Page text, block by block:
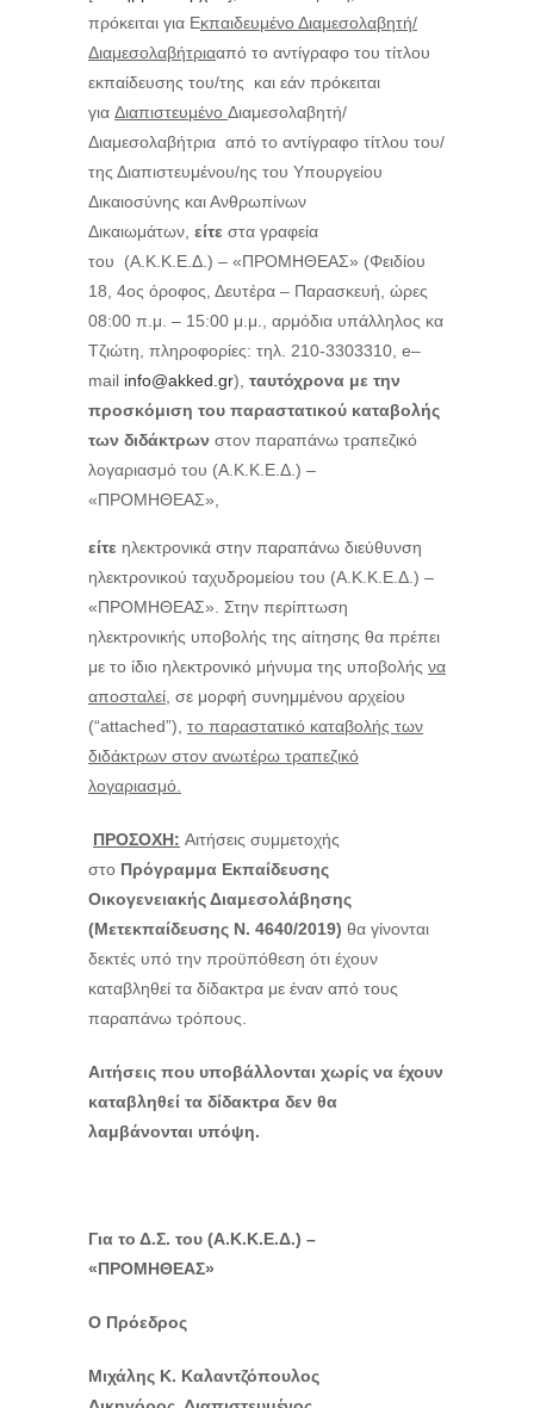
πρόκειται για Εκπαιδευμένο Διαμεσολαβητή/
Διαμεσολαβήτριααπό το αντίγραφο του τίτλου
εκπαίδευσης του/της
και εάν πρόκειται
για Διαπιστευμένο Διαμεσολαβητή/
Διαμεσολαβήτρια από το αντίγραφο τίτλου του/
της Διαπιστευμένου/ης του Υπουργείου
Δικαιοσύνης και Ανθρωπίνων
Δικαιωμάτων, είτε στα γραφεία
του
(Α.Κ.Κ.Ε.Δ.) – «ΠΡΟΜΗΘΕΑΣ» (Φειδίου
18, 4ος όροφος, Δευτέρα – Παρασκευή, ώρες
08:00 π.μ. – 15:00 μ.μ., αρμόδια υπάλληλος κα
Τζιώτη, πληροφορίες: τηλ. 210-3303310, e–
mail info@akked gr), ταυτόχρονα με την
προσκόμιση του παραστατικού καταβολής
των διδάκτρων στον παραπάνω τραπεζικό
λογαριασμό του (Α.Κ.Κ.Ε.Δ.) –
«ΠΡΟΜΗΘΕΑΣ»,
είτε ηλεκτρονικά στην παραπάνω διεύθυνση
ηλεκτρονικού ταχυδρομείου του (Α.Κ.Κ.Ε.Δ.) –
«ΠΡΟΜΗΘΕΑΣ». Στην περίπτωση
ηλεκτρονικής υποβολής της αίτησης θα πρέπει
με το ίδιο ηλεκτρονικό μήνυμα της υποβολής να
αποσταλεί, σε μορφή συνημμένου αρχείου
(“attached”), το παραστατικό καταβολής των
διδάκτρων στον ανωτέρω τραπεζικό
λογαριασμό.
ΠΡΟΣΟΧΗ: Αιτήσεις συμμετοχής
στο Πρόγραμμα Εκπαίδευσης
Οικογενειακής Διαμεσολάβησης
(Μετεκπαίδευσης Ν. 4640/2019) θα γίνονται
δεκτές υπό την προϋπόθεση ότι έχουν
καταβληθεί τα δίδακτρα με έναν από τους
παραπάνω τρόπους.
Αιτήσεις που υποβάλλονται χωρίς να έχουν
καταβληθεί τα δίδακτρα δεν θα
λαμβάνονται υπόψη.
Για το Δ.Σ. του (Α.Κ.Κ.Ε.Δ.) –
«ΠΡΟΜΗΘΕΑΣ»
Ο Πρόεδρος
Μιχάλης Κ. Καλαντζόπουλος